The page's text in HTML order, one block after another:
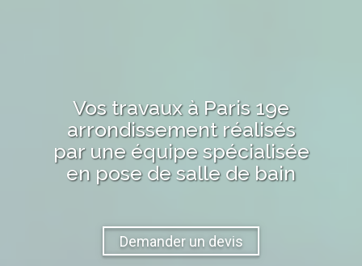
Vos travaux à Paris 19e
arrondissementréalisés
par une équipe spécialisée
en pose de salle de bain
Demander un devis